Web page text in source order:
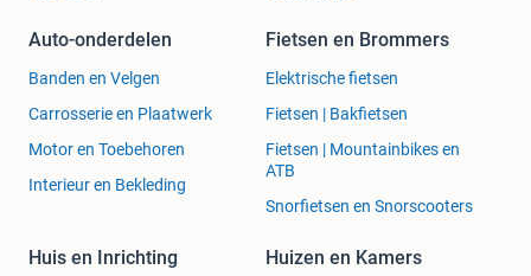
Auto-onderdelen
Banden en Velgen
Carrosserie en Plaatwerk
Motor en Toebehoren
Interieur en Bekleding
Fietsen en Brommers
Elektrische fietsen
Fietsen | Bakfietsen
Fietsen | Mountainbikes en
ATB
Snorfietsen en Snorscooters
Huis en Inrichting Huizen en Kamers